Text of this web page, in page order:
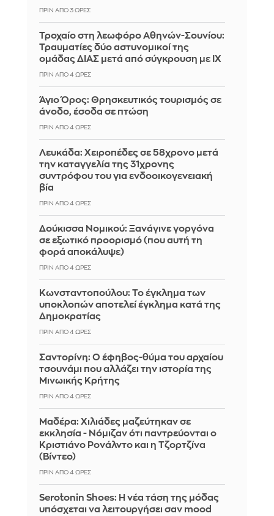
ΠΡΙΝ ΑΠΌ 3 ΏΡΕΣ
Τροχαίο στη λεωφόρο Αθηνών-Σουνίου:
Τραυματίες δύο αστυνομικοί της
ομάδας ΔΙΑΣ μετά από σύγκρουση με ΙΧ
ΠΡΙΝ ΑΠΌ 4 ΏΡΕΣ
Άγιο Όρος: Θρησκευτικός τουρισμός σε
άνοδο, έσοδα σε πτώση
ΠΡΙΝ ΑΠΌ 4 ΏΡΕΣ
Λευκάδα: Χειροπέδες σε 58χρονο μετά
την καταγγελία της 31χρονης
συντρόφου του για ενδοοικογενειακή
βία
ΠΡΙΝ ΑΠΌ 4 ΏΡΕΣ
Δούκισσα Νομικού: Ξανάγινε γοργόνα
σε εξωτικό προορισμό (που αυτή τη
φορά αποκάλυψε)
ΠΡΙΝ ΑΠΌ 4 ΏΡΕΣ
Κωνσταντοπούλου: Το έγκλημα των
υποκλοπών αποτελεί έγκλημα κατά της
Δημοκρατίας
ΠΡΙΝ ΑΠΌ 4 ΏΡΕΣ
Σαντορίνη: Ο έφηβος-θύμα του αρχαίου
τσουνάμι που αλλάζει την ιστορία της
Μινωικής Κρήτης
ΠΡΙΝ ΑΠΌ 4 ΏΡΕΣ
Μαδέρα: Χιλιάδες μαζεύτηκαν σε
εκκλησία - Νόμιζαν ότι παντρεύονται ο
Κριστιάνο Ρονάλντο και η Τζορτζίνα
(Βίντεο)
ΠΡΙΝ ΑΠΌ 4 ΏΡΕΣ
Serotonin Shoes: Η νέα τάση της μόδας
υπόσχεται να λειτουργήσει σαν mood